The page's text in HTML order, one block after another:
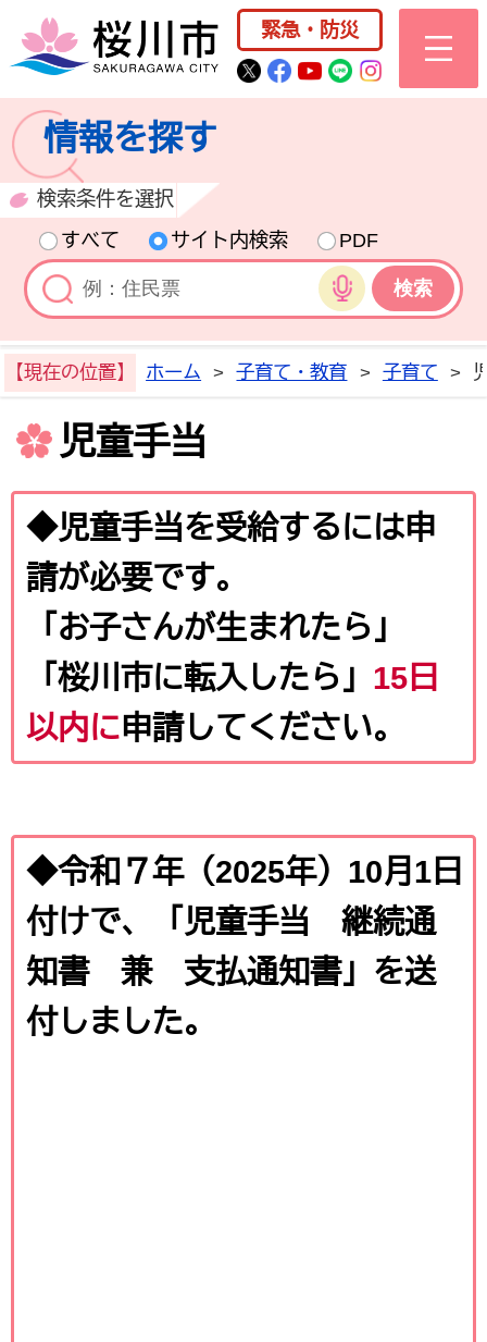
桜川市公式ホー
緊急・防災
桜川市公式Twitter
桜川市公式
桜川市公式
桜川市公式
情報を探す
検索条件を選択
すべて
サイト内検索
PDF
音声検索
【現在の位置】 ホーム > 子育て・教育 > 子育て >
児童手当
◆児童手当を受給するには申
請が必要です。
「お子さんが生まれたら」
「桜川市に転入したら」 15日
以内に申請してください。
◆令和７年（2025年）10月1日
付けで、「児童手当 継続通
知書 兼 支払通知書」を送
付しました。